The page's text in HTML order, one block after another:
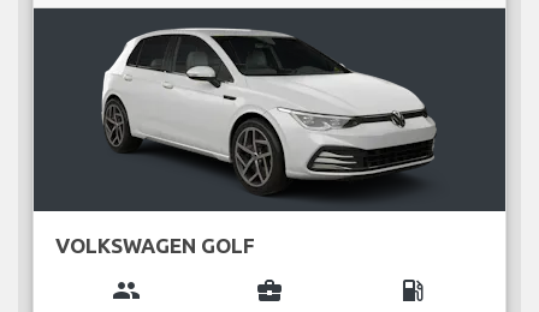
VOLKSWAGEN GOLF
group business_center local_gas_station